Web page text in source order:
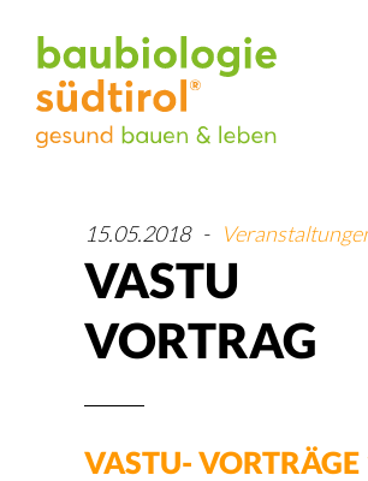
15.05.2018 -
VASTU
VORTRAG
VASTU-